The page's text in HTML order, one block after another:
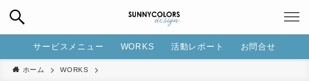
サービスメニュー WORKS 活動レポート お問合せ
ホーム WORKS